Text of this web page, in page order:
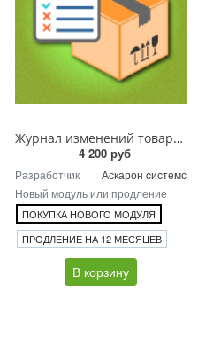
Журнал изменений товаров
4 200 руб
Разработчик
Аскарон cистемс
Новый модуль или продление
ПОКУПКА НОВОГО МОДУЛЯ
ПРОДЛЕНИЕ НА 12 МЕСЯЦЕВ
В корзину